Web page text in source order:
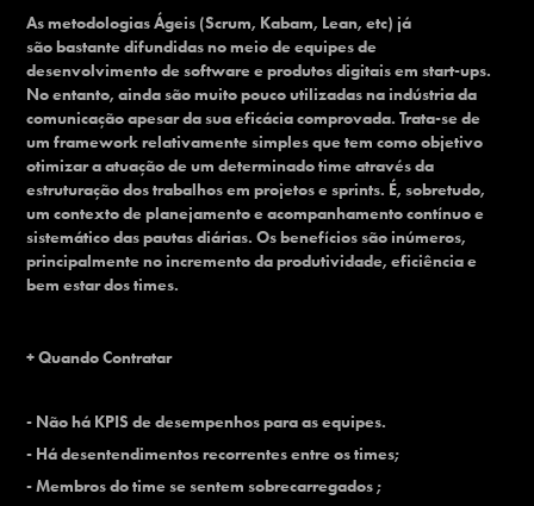
As metodologias Ágeis (Scrum, Kabam, Lean, etc) já
são bastante difundidas no meio de equipes de
desenvolvimento de software e produtos digitais em start-ups.
No entanto, ainda são muito pouco utilizadas na indústria da
comunicação apesar da sua eficácia comprovada. Trata-se de
um framework relativamente simples que tem como objetivo
otimizar a atuação de um determinado time através da
estruturação dos trabalhos em projetos e sprints. É, sobretudo,
um contexto de planejamento e acompanhamento contínuo e
sistemático das pautas diárias. Os benefícios são inúmeros,
principalmente no incremento da produtividade, eficiência e
bem estar dos times.
+ Quando Contratar
- Não há KPIS de desempenhos para as equipes.
- Há desentendimentos recorrentes entre os times;
- Membros do time se sentem sobrecarregados ;